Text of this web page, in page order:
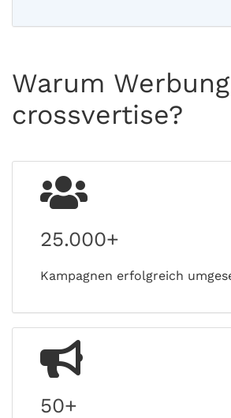
Warum
crossvertise?
25.000+
Kampagnen erfolgreich
50+